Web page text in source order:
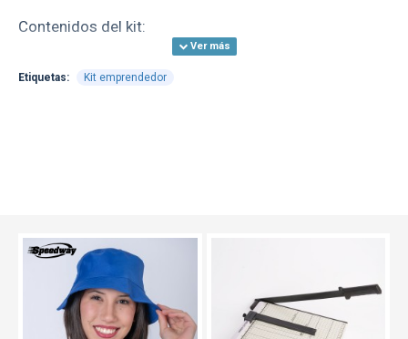
Contenidos del kit:
Original
IN-TIN-T49M120-BKTinta Epson Sub. T49M120
140ml Black
IN-TIN-T49M220-CY
140ml Cyan
IN-TIN-T49M320-MGTinta Epson Sub. T49M320
Etiquetas: Kit emprendedor
TEXTTRANSPARENTE